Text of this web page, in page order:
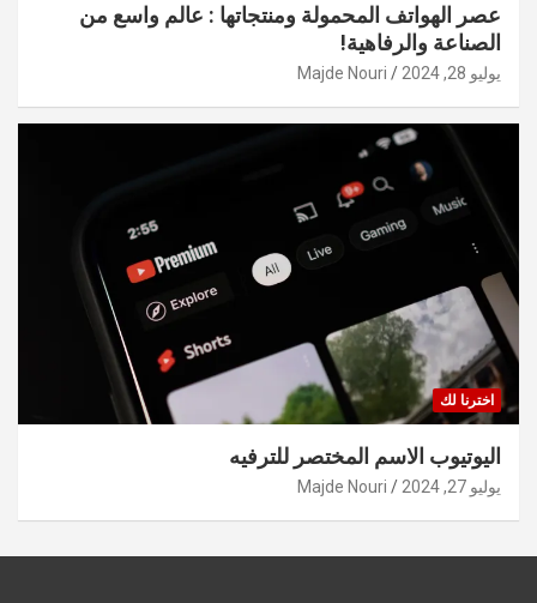
عصر الهواتف المحمولة ومنتجاتها : عالم واسع من
الصناعة والرفاهية!
يوليو 28, 2024 Majde Nouri
اخترنا لك
اليوتيوب الاسم المختصر للترفيه
يوليو 27, 2024 Majde Nouri